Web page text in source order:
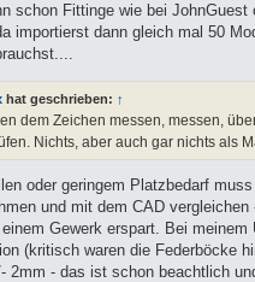
schon Fittinge wie bei JohnGuest
importierst dann gleich mal 50
hat geschrieben: ↑
dem Zeichen messen, messen,
Nichts, aber auch gar nichts als
oder geringem Platzbedarf muss
und mit dem CAD
Gewerk erspart. Bei meinem
(kritisch waren die Federböcke
2mm - das ist schon beachtlich